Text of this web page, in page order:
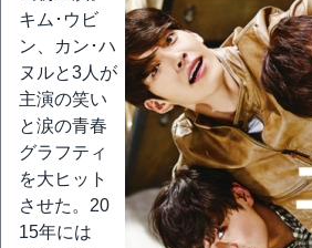
キム･ウビ
ン、カン･ハ
ヌルと3人が
主演の笑い
と涙の青春
グラフティ
を大ヒット
させた。20
15年には